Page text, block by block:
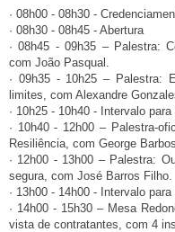
· 08h00 - 08h30 -
· 08h30 - 08h45 - Abertura
· 08h45 - 09h35 – Palestra:
com João Pasqual.
· 09h35 - 10h25 – Palestra:
limites, com Alexandre
· 10h25 - 10h40 - Intervalo
· 10h40 - 12h00 – Palestra-
Resiliência, com George
· 12h00 - 13h00 – Palestra:
segura, com José Barros Filho.
· 13h00 - 14h00 - Intervalo para
· 14h00 - 15h30 – Mesa
vista de contratantes, com 4